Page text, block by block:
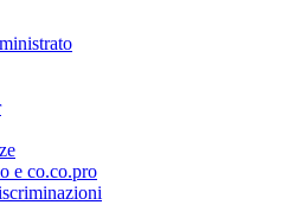
e co.co.pro